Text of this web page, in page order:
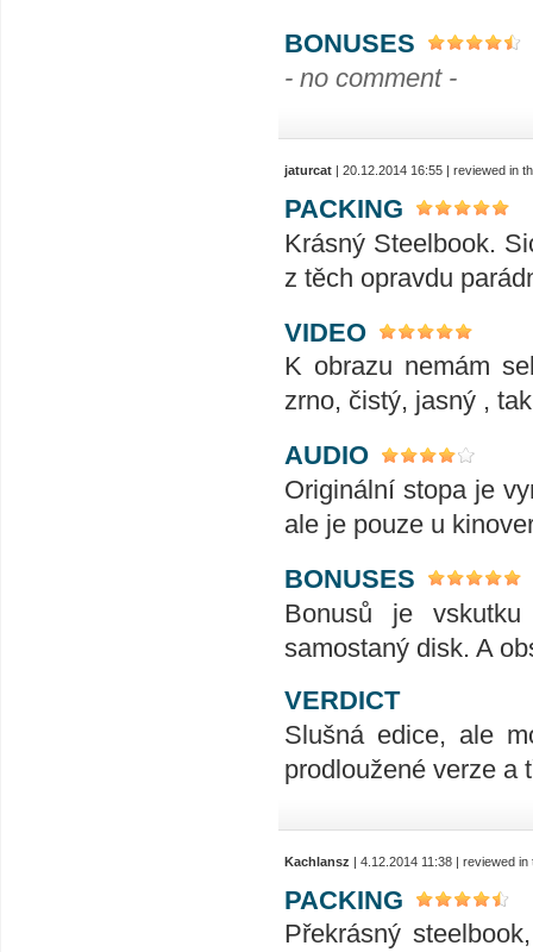
BONUSES
- no comment -
jaturcat | 20.12.2014 16:55 | reviewed in
PACKING
Krásný Steelbook.
z těch opravdu
VIDEO
K obrazu nemám
zrno, čistý, jasný ,
AUDIO
Originální stopa je
ale je pouze u
BONUSES
Bonusů je
samostaný disk. A
VERDICT
Slušná edice, ale
prodloužené verze a
Kachlansz | 4.12.2014 11:38 | reviewed
PACKING
Překrásný